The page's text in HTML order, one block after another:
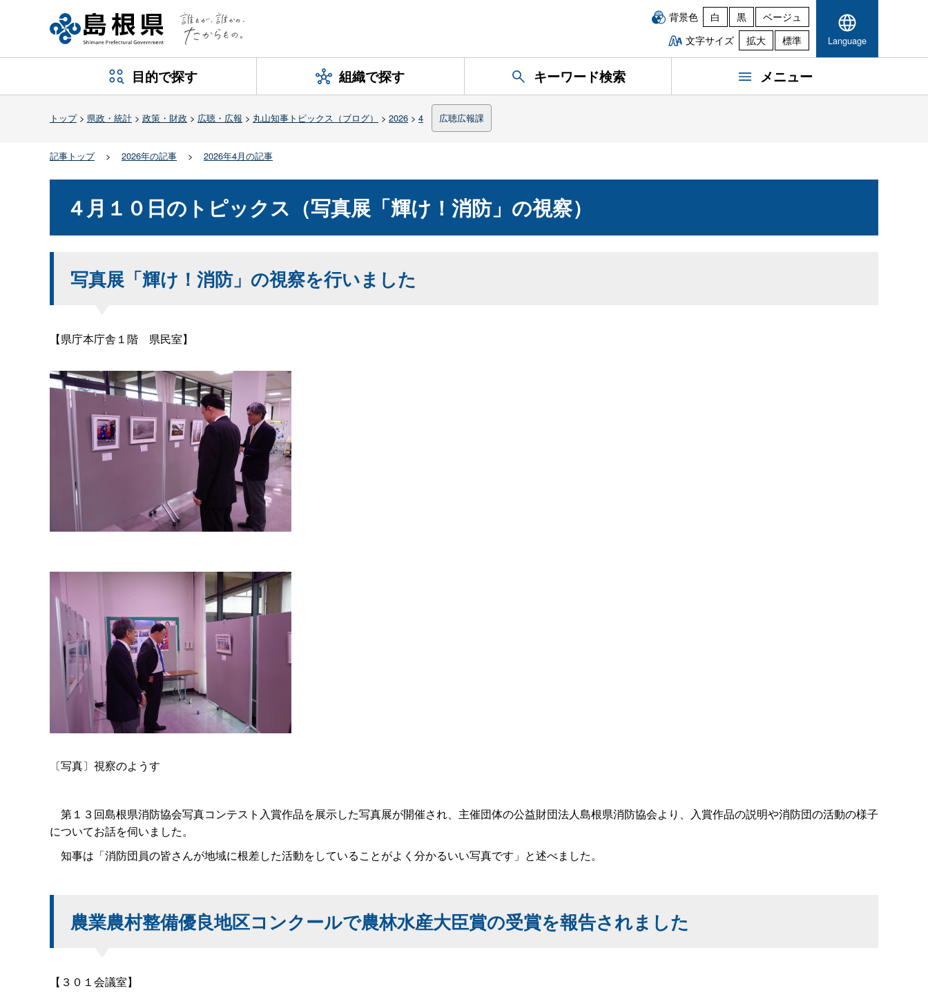
背景色 白 黒
ベージュ
文字サイズ
拡大 標準 Language
目的で探す 組織で探す キーワード検索 メニュー
トップ> 県政・統計 > 政策・財政 > 広聴・広報 > 丸山知事トピックス（ブログ） > 2026 > 4 広聴広報課
記事トップ > 2026年の記事 > 2026年4月の記事
４月１０日のトピックス（写真展「輝け！消防」の視察）
写真展「輝け！消防」の視察を行いました
【県庁本庁舎１階 県民室】
〔写真〕視察のようす
第１３回島根県消防協会写真コンテスト入賞作品を展示した写真展が開催され、主催団体の公益財団法人島根県消防協会より、入賞作品の説明や消防団の活動の様子
についてお話を伺いました。
知事は「消防団員の皆さんが地域に根差した活動をしていることがよく分かるいい写真です」と述べました。
農業農村整備優良地区コンクールで農林水産大臣賞の受賞を報告されました
【３０１会議室】